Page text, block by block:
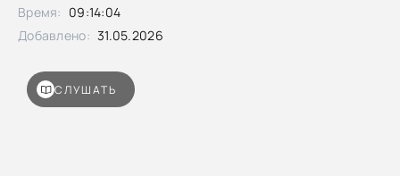
СЛУШАТЬ
Время: 09:14:04
Добавлено: 31.05.2026